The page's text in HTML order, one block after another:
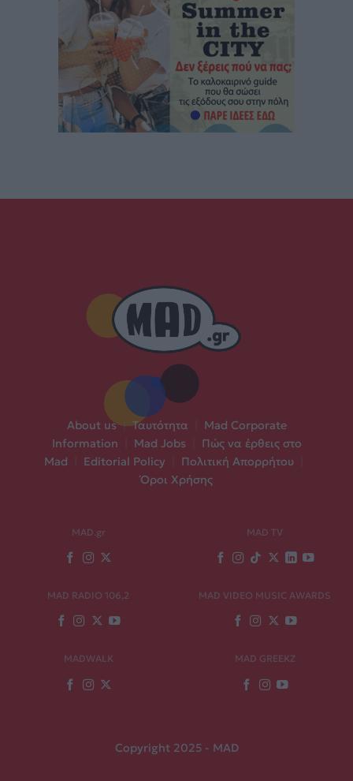
About us | Ταυτότητα
Mad Corporate
Information
Mad Jobs
Πώς να έρθεις στο
Mad
Editorial Policy Πολιτική Απορρήτου
Όροι Χρήσης
MAD.gr MAD TV
MAD RADIO 106,2 MAD VIDEO MUSIC AWARDS
MADWALK MAD GREEKZ
Copyright 2025 - MAD